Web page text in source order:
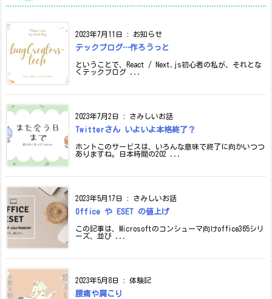
2023年7月11日 : お知らせ
テックブログ…作ろうっと
ということで、React / Next.js初心者の私が、それとな
くテックブログ ...
2023年7月2日 : さみしいお話
Twitterさん いよいよ本格終了？
ホントこのサービスは、いろんな意味で終了に向かいつつ
ありますね。日本時間の202 ...
2023年5月17日 : さみしいお話
Office や ESET の値上げ
この記事は、Microsoftのコンシューマ向けoffice365シリ
ーズ、並び ...
2023年5月8日 : 体験記
腰痛や肩こり